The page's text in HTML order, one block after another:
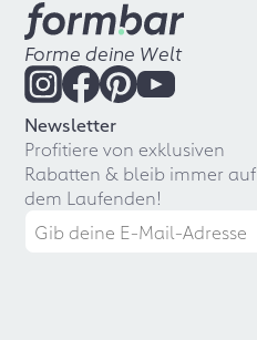
Forme deine Welt
Newsletter
Profitiere von exklusiven
Rabatten & bleib immer auf
dem Laufenden!